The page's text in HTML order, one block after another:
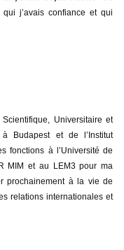
j’avais confiance et qui
Universitaire et
Budapest et de l’Institut
fonctions à l’Université de
MIM et au LEM3 pour ma
prochainement à la vie de
relations internationales et